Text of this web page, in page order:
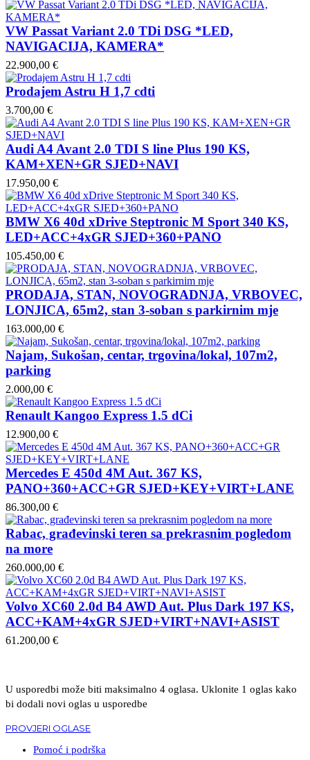
VW Passat Variant 2.0 TDi DSG *LED,
NAVIGACIJA, KAMERA*
22.900,00 €
Prodajem Astru H 1,7 cdti
3.700,00 €
Audi A4 Avant 2.0 TDI S line Plus 190 KS,
KAM+XEN+GR SJED+NAVI
17.950,00 €
BMW X6 40d xDrive Steptronic M Sport 340 KS,
LED+ACC+4xGR SJED+360+PANO
105.450,00 €
PRODAJA, STAN, NOVOGRADNJA, VRBOVEC,
LONJICA, 65m2, stan 3-soban s parkirnim mje
163.000,00 €
Najam, Sukošan, centar, trgovina/lokal, 107m2,
parking
2.000,00 €
Renault Kangoo Express 1.5 dCi
12.900,00 €
Mercedes E 450d 4M Aut. 367 KS,
PANO+360+ACC+GR SJED+KEY+VIRT+LANE
86.300,00 €
Rabac, građevinski teren sa prekrasnim pogledom
na more
260.000,00 €
Volvo XC60 2.0d B4 AWD Aut. Plus Dark 197 KS,
ACC+KAM+4xGR SJED+VIRT+NAVI+ASIST
61.200,00 €
U usporedbi može biti maksimalno 4 oglasa. Uklonite 1 oglas kako
bi dodali novi oglas u usporedbe
PROVJERI OGLASE
Pomoć i podrška